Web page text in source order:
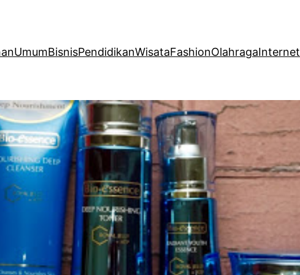
UmumBisnisPendidikanWisataFashionOlahragaInternet